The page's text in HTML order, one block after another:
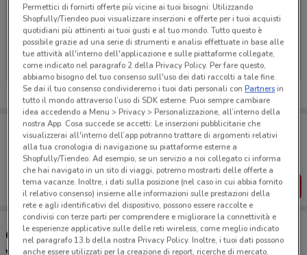
Ci dispiace, al momento non abbiamo pubblicato
volantini nella tua zona. Riprova più tardi.
Porta DoveConviene sempre con te!
Puoi trovare le migliori offerte dei negozi vicino a te,
salvarle e creare la tua lista del risparmio, comodamente
dal tuo cellulare.
SCARICA L’APP
Concessionari Maldarizzi Automotive nelle
Permettici di fornirti offerte più vicine ai tuoi bisogni: Utilizzando
Shopfully/Tiendeo puoi visualizzare inserzioni e offerte per i tuoi acquisti
quotidiani più attinenti ai tuoi gusti e al tuo mondo. Tutto questo è
possibile grazie ad una serie di strumenti e analisi effettuate in base alle
tue attività all'interno dell'applicazione e sulle piattaforme collegate,
come indicato nel paragrafo 2 della Privacy Policy. Per fare questo,
abbiamo bisogno del tuo consenso sull'uso dei dati raccolti a tale fine.
Se dai il tuo consenso condivideremo i tuoi dati personali conPartnersin
tutto il mondo attraverso l’uso di SDK esterne. Puoi sempre cambiare
idea accedendo a Menu > Privacy > Personalizzazione, all’interno della
nostra App. Cosa succede se accetti: Le inserzioni pubblicitarie che
visualizzerai all'interno dell’app potranno trattare di argomenti relativi
alla tua cronologia di navigazione su piattaforme esterne a
Shopfully/Tiendeo. Ad esempio, se un servizio a noi collegato ci informa
che hai navigato in un sito di viaggi, potremo mostrarti delle offerte a
tema vacanze. Inoltre, i dati sulla posizione (nel caso in cui abbia fornito
il relativo consenso) insieme alle informazioni sulle prestazioni della
rete e agli identificativi del dispositivo, possono essere raccolte e
condivisi con terze parti per comprendere e migliorare la connettività e
le esperienze applicative sulle delle reti wireless, come meglio indicato
nel paragrafo 13.b della nostra Privacy Policy. Inoltre, i tuoi dati possono
anche essere utilizzati per la creazione di report, ricerche di mercato,